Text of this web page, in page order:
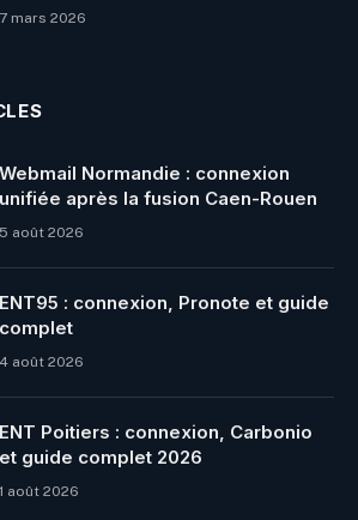
7 mars 2026
Webmail Normandie : connexion
unifiée après la fusion Caen-Rouen
5 août 2026
ENT95 : connexion, Pronote et guide
complet
4 août 2026
ENT Poitiers : connexion, Carbonio
et guide complet 2026
1 août 2026